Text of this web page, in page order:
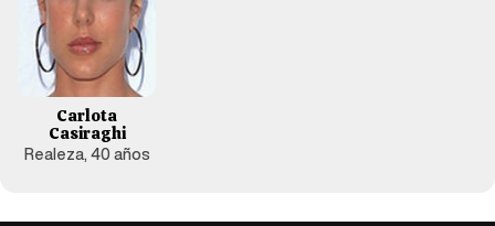
Carlota
Casiraghi
Realeza, 40 años